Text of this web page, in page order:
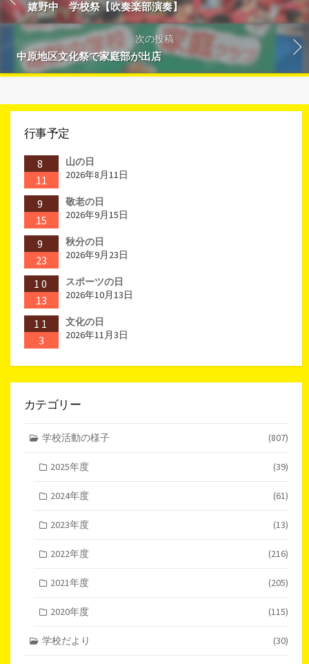
嬉野中 学校祭【吹奏楽部演奏】
次の投稿
中原地区文化祭で家庭部が出店
行事予定
8
11
山の日
2026年8月11日
9
15
敬老の日
2026年9月15日
9
23
秋分の日
2026年9月23日
10
13
スポーツの日
2026年10月13日
11
3
文化の日
2026年11月3日
カテゴリー
学校活動の様子 (807)
2025年度 (39)
2024年度 (61)
2023年度 (13)
2022年度 (216)
2021年度 (205)
2020年度 (115)
学校だより (30)